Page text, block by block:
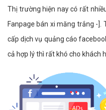
Thị trường hiện nay có rất
Fanpage bán xi măng trắng -].
cấp dịch vụ quảng cáo
cả hợp lý thì rất khó cho khách